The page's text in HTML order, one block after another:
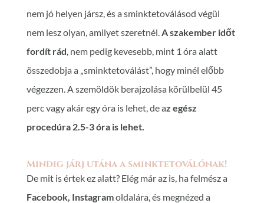
nem jó helyen jársz, és a sminktetoválásod végül
nem lesz olyan, amilyet szeretnél. A szakember időt
fordít rád , nem pedig kevesebb, mint 1 óra alatt
összedobja a „sminktetoválást”, hogy minél előbb
végezzen. A szemöldök berajzolása körülbelül 45
perc vagy akár egy óra is lehet, de az egész
procedúra 2.5-3 óra is lehet.
Mindig járj utána a sminktetoválónak!
De mit is értek ez alatt? Elég már az is, ha felmész a
Facebook, Instagramoldalára, és megnézed a